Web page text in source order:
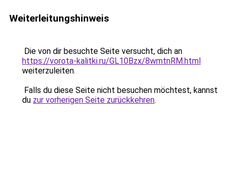
Weiterleitungshinweis
Die von dir besuchte Seite versucht, dich an
https://vorota-kalitki.ru/GL10Bzx/8wmtnRM.html
weiterzuleiten.
Falls du diese Seite nicht besuchen möchtest, kannst
du zur vorherigen Seite zurückkehren.